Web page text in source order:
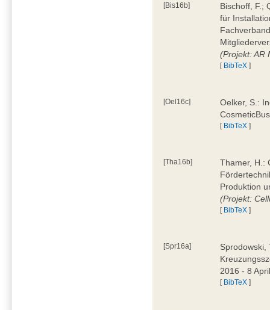
[Bis16b]
Bischoff, F.;
für
(Projekt: AR
[ BibTeX ]
[Oel16c]
Oelker, S.:
[ BibTeX ]
[Tha16b]
Thamer, H.:
Produktion
(Projekt:
[ BibTeX ]
[Spr16a]
Sprodowski,
2016 - 8
[ BibTeX ]